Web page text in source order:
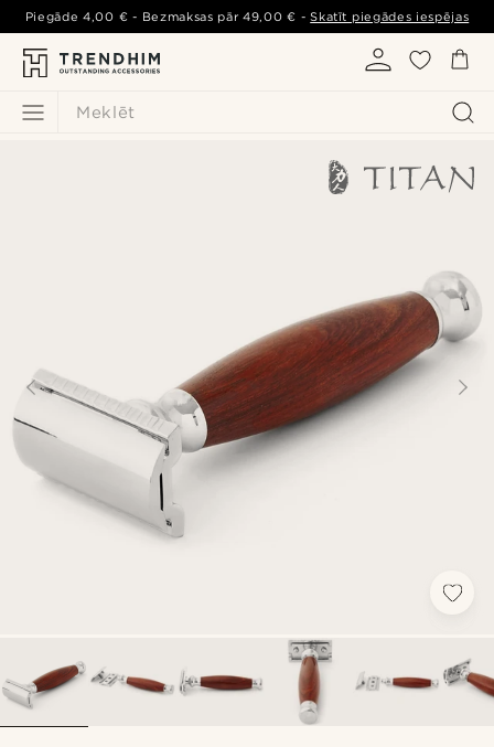
Meklēt
Piegāde4,00 € - Bezmaksas pār49,00 € -Skatīt piegādes iespējas